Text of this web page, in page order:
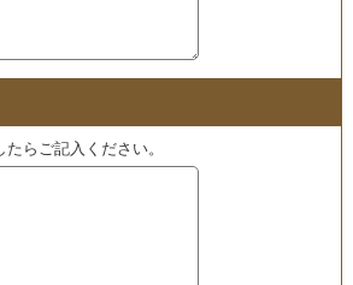
眼の奥義 他 | 苫米地英人氏のセミナ